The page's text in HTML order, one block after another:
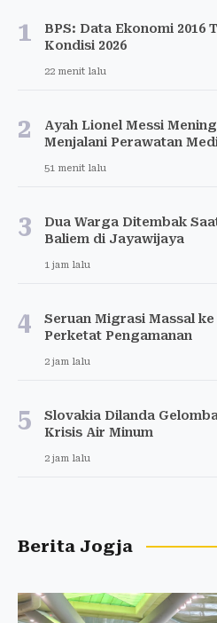
1
BPS: Data Ekonomi 2016
Kondisi 2026
22 menit lalu
2
Ayah Lionel Messi
Menjalani Perawatan
51 menit lalu
3
Dua Warga Ditembak
Baliem di Jayawijaya
1 jam lalu
4
Seruan Migrasi Massal
Perketat Pengamanan
2 jam lalu
5
Slovakia Dilanda
Krisis Air Minum
2 jam lalu
Berita Jogja